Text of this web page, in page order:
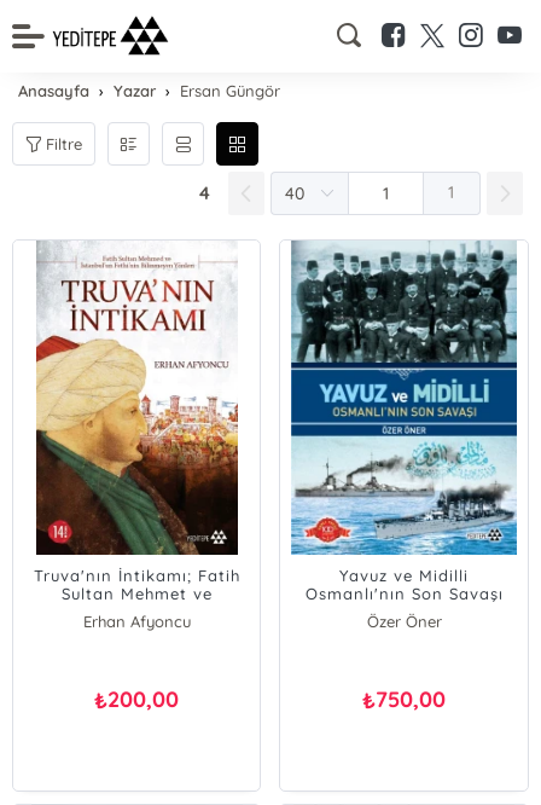
Anasayfa Yazar Ersan Güngör
Filtre
4 1
Truva'nın İntikamı; Fatih
Sultan Mehmet ve
İstanbul'un Fethinin
Bilinmeyen Yönleri
Erhan Afyoncu
₺200,00
Yavuz ve Midilli
Osmanlı'nın Son Savaşı
Özer Öner
₺750,00